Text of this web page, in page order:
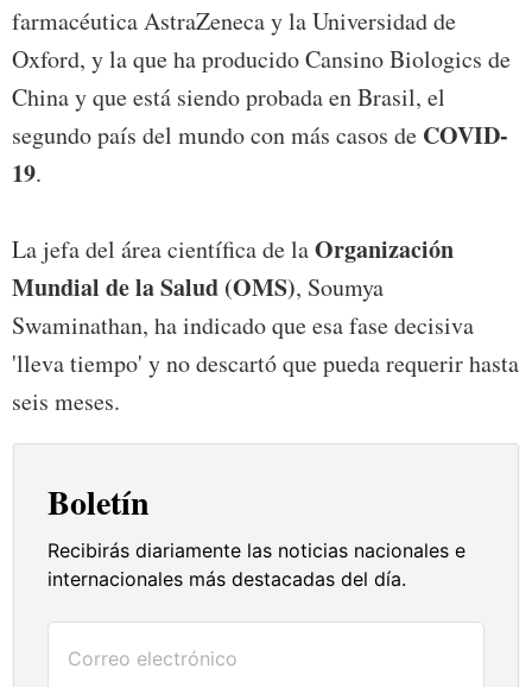
farmacéutica AstraZeneca y la Universidad de
Oxford, y la que ha producido Cansino Biologics de
China y que está siendo probada en Brasil, el
segundo país del mundo con más casos de COVID-
19.
La jefa del área científica de laOrganización
Mundial de la Salud (OMS), Soumya
Swaminathan, ha indicado que esa fase decisiva
'lleva tiempo' y no descartó que pueda requerir hasta
seis meses.
Boletín
Recibirás diariamente las noticias nacionales e
internacionales más destacadas del día.